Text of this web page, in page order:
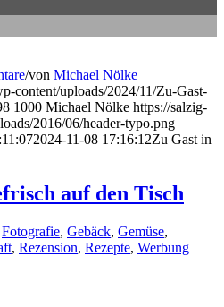
/von Michael Nölke
content/uploads/2024/11/Zu-Gast-
1000 Michael Nölke https://salzig-
2016/06/header-typo.png
2024-11-08 17:16:12Zu Gast in
auf den Tisch
Fotografie, Gebäck, Gemüse,
, Rezension, Rezepte, Werbung